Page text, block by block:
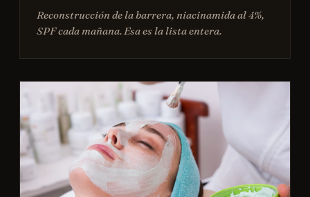
Reconstrucción de la barrera, niacinamida al 4%,
SPF cada mañana. Esa es la lista entera.